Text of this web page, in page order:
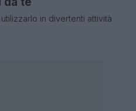
in divertenti attività